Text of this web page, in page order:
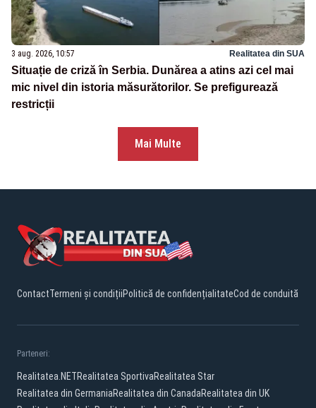
3 aug. 2026, 10:57 Realitatea din SUA
Situație de criză în Serbia. Dunărea a atins azi cel mai
mic nivel din istoria măsurătorilor. Se prefigurează
restricții
Mai Multe
ContactTermeni și condițiiPolitică de confidențialitateCod de conduită
Parteneri:
Realitatea.NETRealitatea SportivaRealitatea Star
Realitatea din GermaniaRealitatea din CanadaRealitatea din UK